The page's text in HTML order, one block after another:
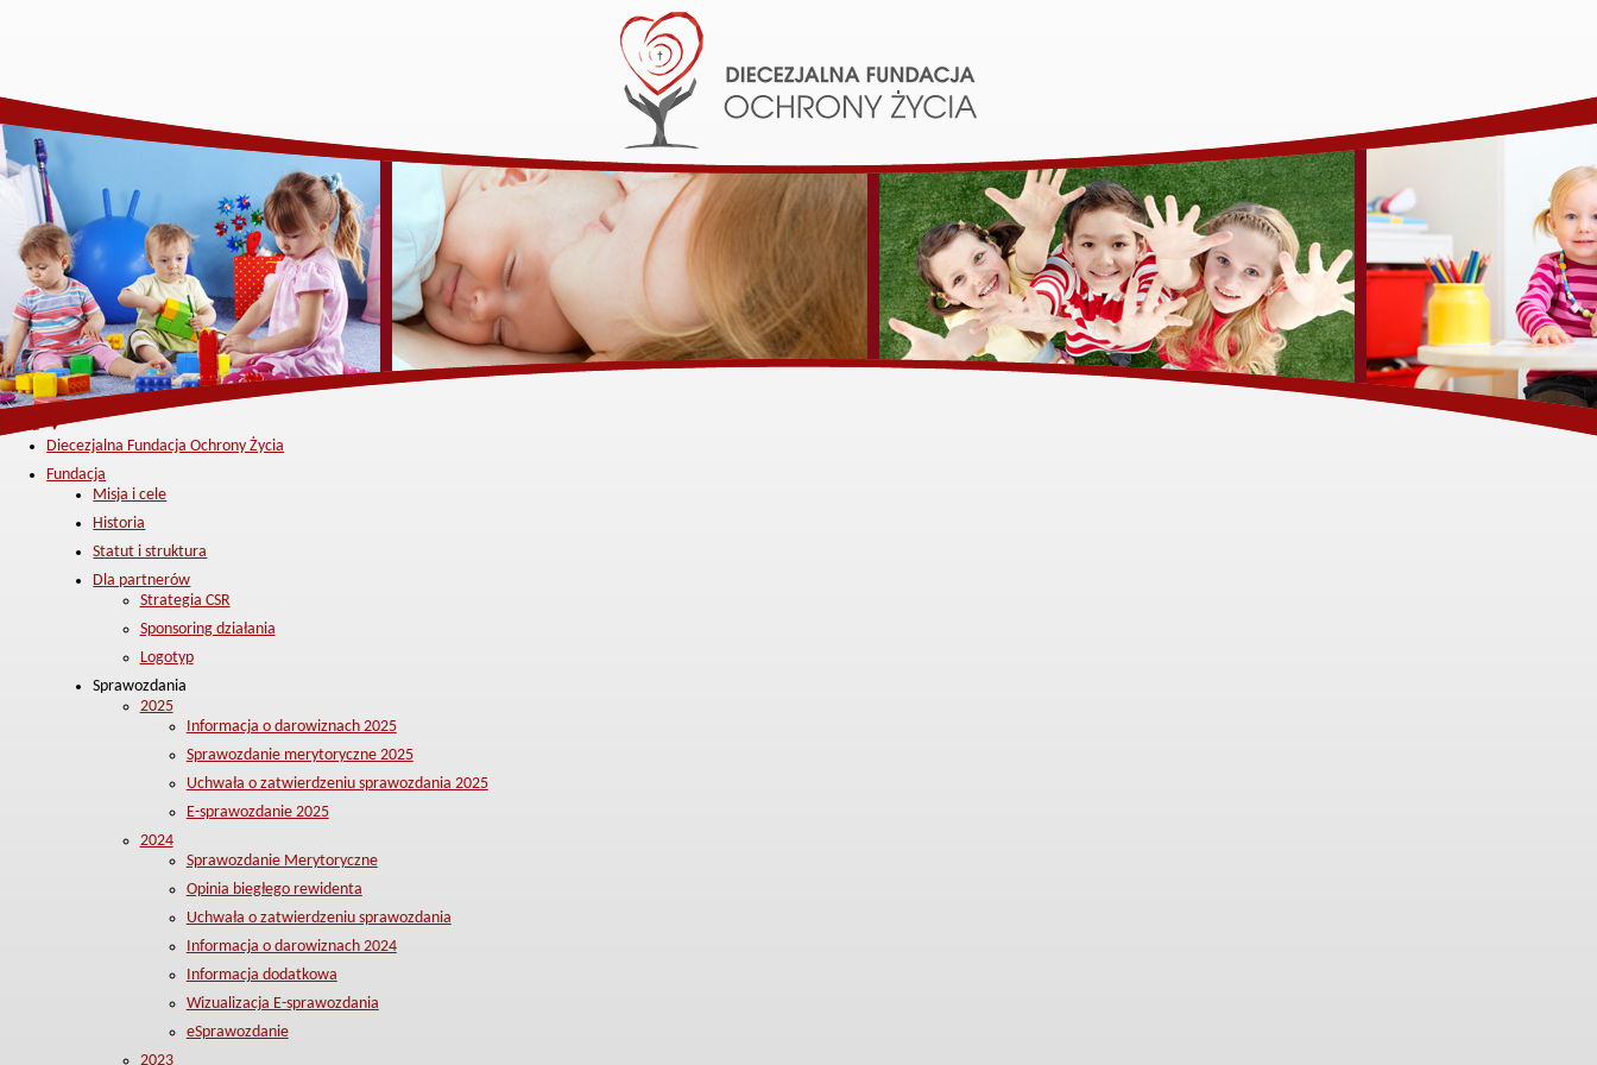
Menu ▼
Diecezjalna Fundacja Ochrony Życia
Fundacja
Misja i cele
Historia
Statut i struktura
Dla partnerów
Strategia CSR
Sponsoring działania
Logotyp
Sprawozdania
2025
Informacja o darowiznach 2025
Sprawozdanie merytoryczne 2025
Uchwała o zatwierdzeniu sprawozdania 2025
E-sprawozdanie 2025
2024
Sprawozdanie Merytoryczne
Opinia biegłego rewidenta
Uchwała o zatwierdzeniu sprawozdania
Informacja o darowiznach 2024
Informacja dodatkowa
Wizualizacja E-sprawozdania
eSprawozdanie
2023